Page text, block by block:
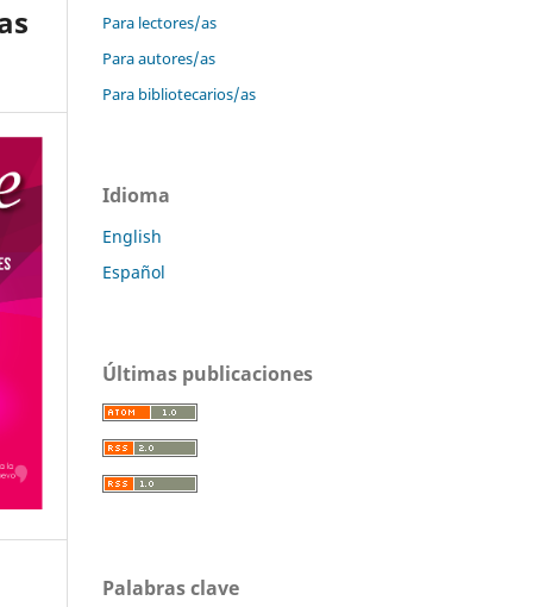
Para lectores/as
Para autores/as
Para bibliotecarios/as
Idioma
English
Español
Últimas publicaciones
Palabras clave